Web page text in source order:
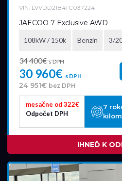
VIN: LVVDD21B4TC037224
JAECOO 7 Exclusive AWD
108kW / 150k Benzín 3/
34 400€s DPH
30 960€ s DPH
24 951€ bez DPH
mesačne od 322€
Odpočet DPH
7
IHNEĎ K